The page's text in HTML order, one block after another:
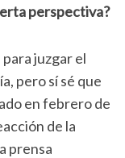
perspectiva?
juzgar el
pero sí sé que
en febrero de
de la
prensa